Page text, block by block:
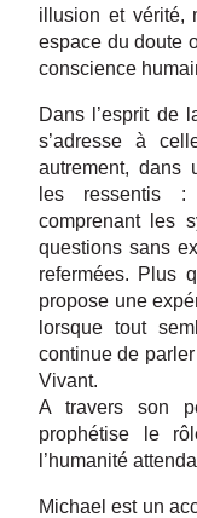
illusion et vérité,
espace du doute
conscience
Dans l’esprit de
s’adresse à
autrement, dans
les ressentis
comprenant les
questions sans
refermées. Plus
propose une
lorsque tout
continue de
Vivant.
A travers son
prophétise le
l’humanité
Michael est un